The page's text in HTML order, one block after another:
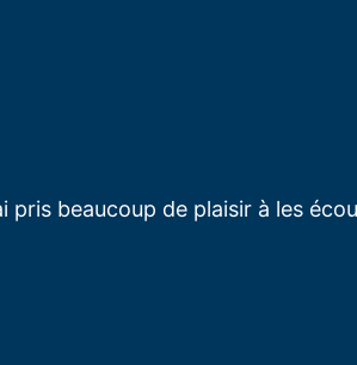
pris beaucoup de plaisir à les